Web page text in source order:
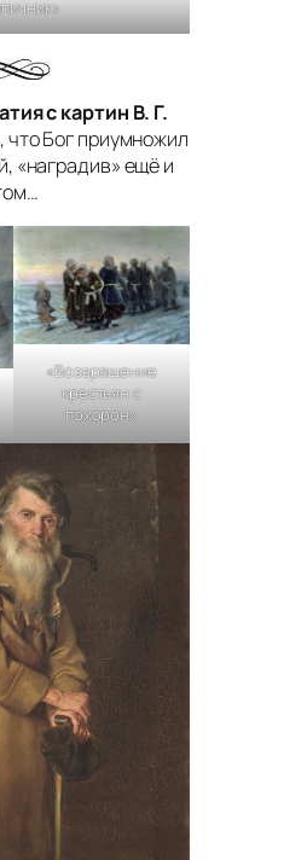
с картин В. Г.
что Бог приумножил
«наградив» ещё и
«Возвращение
крестьян с
похорон»